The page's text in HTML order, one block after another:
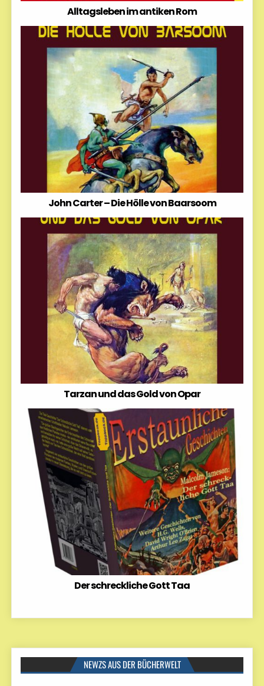
Alltagsleben im antiken Rom
John Carter – Die Hölle von Baarsoom
Tarzan und das Gold von Opar
Der schreckliche Gott Taa
NEWZS AUS DER BÜCHERWELT